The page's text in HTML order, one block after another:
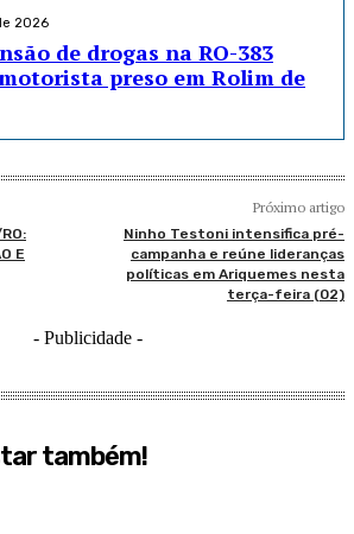
2026
de drogas na RO-383
preso em Rolim de
E
Próximo artigo
Ninho Testoni intensifica pré-
campanha e reúne lideranças
políticas em Ariquemes nesta
terça-feira (02)
- Publicidade -
também!